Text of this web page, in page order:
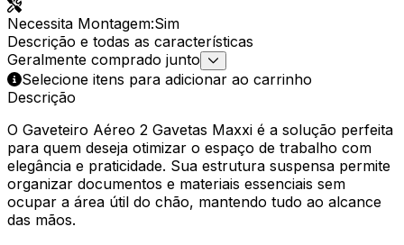
Necessita Montagem:Sim
Descrição e todas as características
Geralmente comprado junto
Selecione itens para adicionar ao carrinho
Descrição
O Gaveteiro Aéreo 2 Gavetas Maxxi é a solução perfeita
para quem deseja otimizar o espaço de trabalho com
elegância e praticidade. Sua estrutura suspensa permite
organizar documentos e materiais essenciais sem
ocupar a área útil do chão, mantendo tudo ao alcance
das mãos.